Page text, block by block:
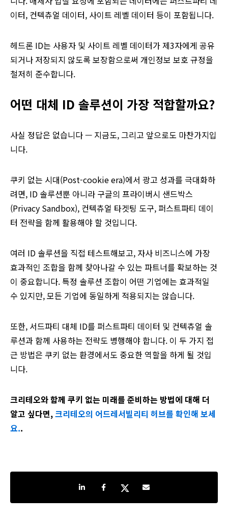
이터, 컨텍츄얼 데이터, 사이트 레벨 데이터 등이 포함됩니다.
헤드론 ID는 사용자 및 사이트 레벨 데이터가 제3자에게 공유
되거나 저장되지 않도록 보장함으로써 개인정보 보호 규정을
철저히 준수합니다.
어떤 대체 ID 솔루션이 가장 적합할까요?
사실 정답은 없습니다 — 지금도, 그리고 앞으로도 마찬가지입
니다.
쿠키 없는 시대(Post-cookie era)에서 광고 성과를 극대화하
려면, ID 솔루션뿐 아니라 구글의 프라이버시 샌드박스
(Privacy Sandbox), 컨텍츄얼 타겟팅 도구, 퍼스트파티 데이
터 전략을 함께 활용해야 할 것입니다.
여러 ID 솔루션을 직접 테스트해보고, 자사 비즈니스에 가장
효과적인 조합을 함께 찾아나갈 수 있는 파트너를 확보하는 것
이 중요합니다. 특정 솔루션 조합이 어떤 기업에는 효과적일
수 있지만, 모든 기업에 동일하게 적용되지는 않습니다.
또한, 서드파티 대체 ID를 퍼스트파티 데이터 및 컨텍츄얼 솔
루션과 함께 사용하는 전략도 병행해야 합니다. 이 두 가지 접
근 방법은 쿠키 없는 환경에서도 중요한 역할을 하게 될 것입
니다.
크리테오와 함께 쿠키 없는 미래를 준비하는 방법에 대해 더
알고 싶다면,크리테오의 어드레서빌리티 허브를 확인해 보세
요..
Share on LinkedIn
Share on Facebook
Share on Twitter
Share by e-mail